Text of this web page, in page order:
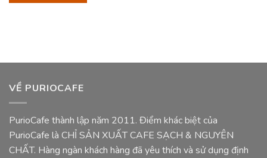
VỀ PURIOCAFE
PurioCafe thành lập năm 2011. Điểm khác biệt của
PurioCafe là CHỈ SẢN XUẤT CAFE SẠCH & NGUYÊN
CHẤT. Hàng ngàn khách hàng đã yêu thích và sử dụng định